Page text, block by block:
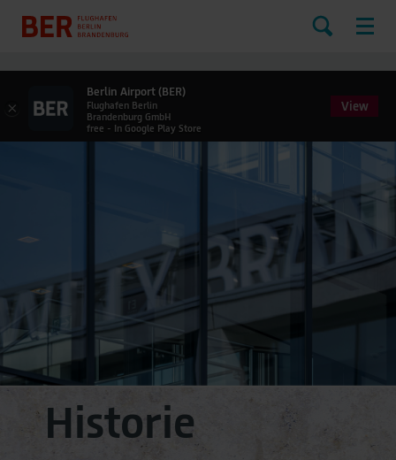
Historie
×
Berlin Airport (BER)
Flughafen Berlin
Brandenburg GmbH
free - In Google Play Store
View